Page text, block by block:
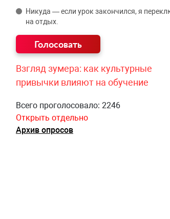
Никуда — если урок закончился, я
на отдых.
Взгляд зумера: как культурные
привычки влияют на обучение
Всего проголосовало: 2246
Открыть отдельно
Архив опросов